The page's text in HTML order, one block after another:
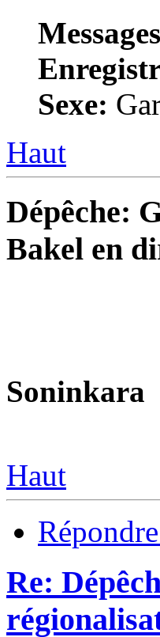
Sexe:
Haut
Dépêche:
Bakel en
Soninkara
Haut
Re: